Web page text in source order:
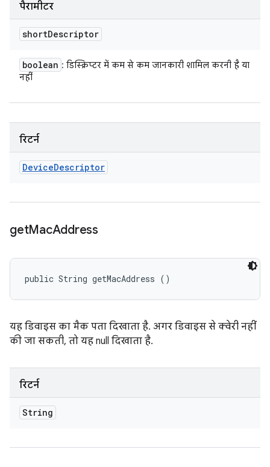
पैरामीटर
shortDescriptor
boolean : डिस्क्रिप्टर में कम से कम जानकारी शामिल करनी है या
नहीं
रिटर्न
DeviceDescriptor
getMacAddress
public String getMacAddress ()
यह डिवाइस का मैक पता दिखाता है. अगर डिवाइस से क्वेरी नहीं
की जा सकती, तो यह null दिखाता है.
रिटर्न
String